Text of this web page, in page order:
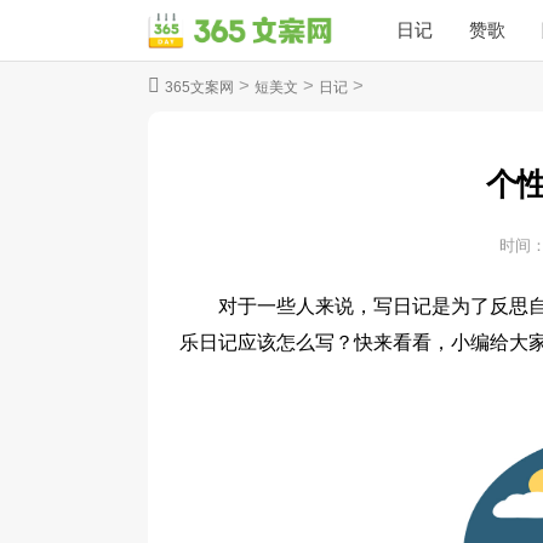
日记 赞歌
365文案网 > 短美文 > 日记 >
个
时间
对于一些人来说，写日记是为了反思
乐日记应该怎么写？快来看看，小编给大